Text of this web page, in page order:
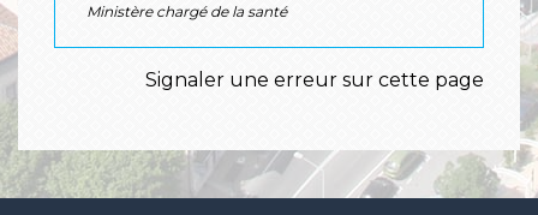
Ministère chargé de la santé
Signaler une erreur sur cette page